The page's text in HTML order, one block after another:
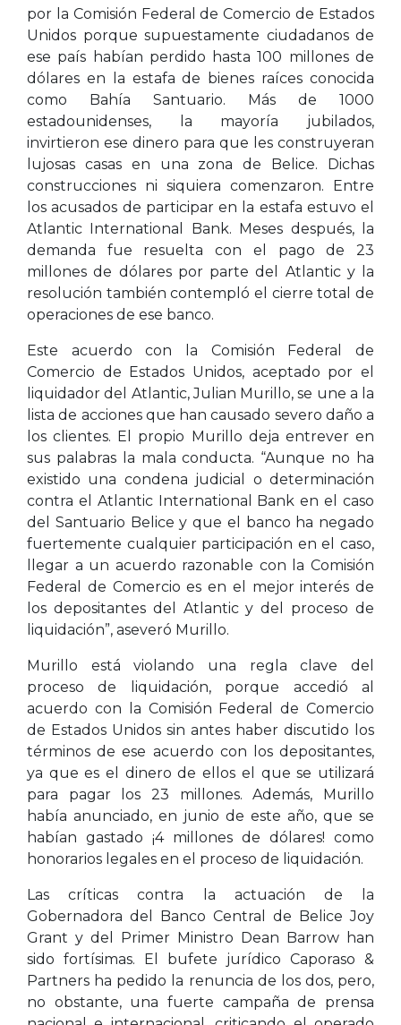
por la Comisión Federal de Comercio de Estados
Unidos porque supuestamente ciudadanos de
ese país habían perdido hasta 100 millones de
dólares en la estafa de bienes raíces conocida
como Bahía Santuario. Más de 1000
estadounidenses, la mayoría jubilados,
invirtieron ese dinero para que les construyeran
lujosas casas en una zona de Belice. Dichas
construcciones ni siquiera comenzaron. Entre
los acusados de participar en la estafa estuvo el
Atlantic International Bank. Meses después, la
demanda fue resuelta con el pago de 23
millones de dólares por parte del Atlantic y la
resolución también contempló el cierre total de
operaciones de ese banco.
Este acuerdo con la Comisión Federal de
Comercio de Estados Unidos, aceptado por el
liquidador del Atlantic, Julian Murillo, se une a la
lista de acciones que han causado severo daño a
los clientes. El propio Murillo deja entrever en
sus palabras la mala conducta. “Aunque no ha
existido una condena judicial o determinación
contra el Atlantic International Bank en el caso
del Santuario Belice y que el banco ha negado
fuertemente cualquier participación en el caso,
llegar a un acuerdo razonable con la Comisión
Federal de Comercio es en el mejor interés de
los depositantes del Atlantic y del proceso de
liquidación”, aseveró Murillo.
Murillo está violando una regla clave del
proceso de liquidación, porque accedió al
acuerdo con la Comisión Federal de Comercio
de Estados Unidos sin antes haber discutido los
términos de ese acuerdo con los depositantes,
ya que es el dinero de ellos el que se utilizará
para pagar los 23 millones. Además, Murillo
había anunciado, en junio de este año, que se
habían gastado ¡4 millones de dólares! como
honorarios legales en el proceso de liquidación.
Las críticas contra la actuación de la
Gobernadora del Banco Central de Belice Joy
Grant y del Primer Ministro Dean Barrow han
sido fortísimas. El bufete jurídico Caporaso &
Partners ha pedido la renuncia de los dos, pero,
no obstante, una fuerte campaña de prensa